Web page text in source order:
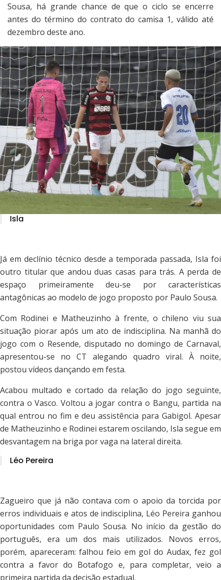
Sousa, há grande chance de que o ciclo se encerre
antes do término do contrato do camisa 1, válido até
dezembro deste ano.
Isla
Já em declínio técnico desde a temporada passada, Isla foi
outro titular que andou duas casas para trás. A perda de
espaço primeiramente deu-se por características
antagônicas ao modelo de jogo proposto por Paulo Sousa.
Com Rodinei e Matheuzinho à frente, o chileno viu sua
situação piorar após um ato de indisciplina. Na manhã do
jogo com o Resende, disputado no domingo de Carnaval,
apresentou-se no CT alegando quadro viral. À noite,
postou vídeos dançando em festa.
Acabou multado e cortado da relação do jogo seguinte,
contra o Vasco. Voltou a jogar contra o Bangu, partida na
qual entrou no fim e deu assistência para Gabigol. Apesar
de Matheuzinho e Rodinei estarem oscilando, Isla segue em
desvantagem na briga por vaga na lateral direita.
Léo Pereira
Zagueiro que já não contava com o apoio da torcida por
erros individuais e atos de indisciplina, Léo Pereira ganhou
oportunidades com Paulo Sousa. No início da gestão do
português, era um dos mais utilizados. Novos erros,
porém, apareceram: falhou feio em gol do Audax, fez gol
contra a favor do Botafogo e, para completar, veio a
primeira partida da decisão estadual.